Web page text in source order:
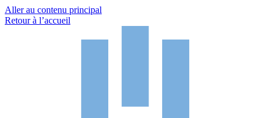
Aller au contenu principal
Retour à l’accueil